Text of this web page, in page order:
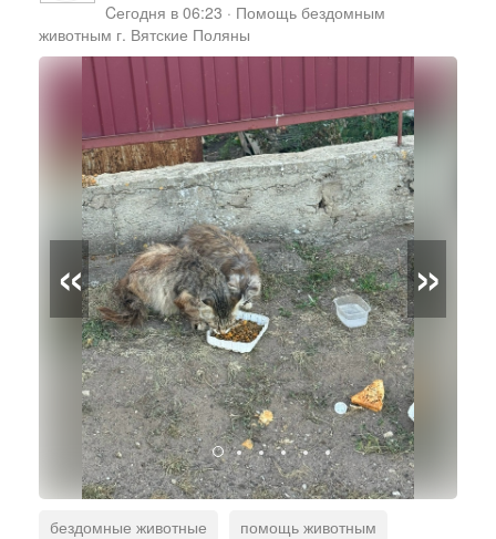
Cегодня в 06:23 · Помощь бездомным
животным г. Вятские Поляны
« »
бездомные животные
помощь животным